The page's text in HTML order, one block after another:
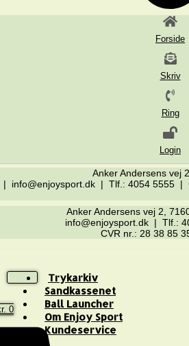
Forside
Skriv
Ring
Login
Anker Andersens vej
| info@enjoysport.dk | Tlf.: 4054 5555 |
Anker Andersens vej 2,
info@enjoysport.dk | Tlf.:
CVR nr.: 28 38 85
Trykarkiv
Sandkassenet
Ball Launcher
Om Enjoy Sport
Kundeservice
0